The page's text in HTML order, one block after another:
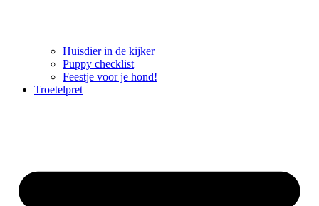
Huisdier in de kijker
Puppy checklist
Feestje voor je hond!
Troetelpret